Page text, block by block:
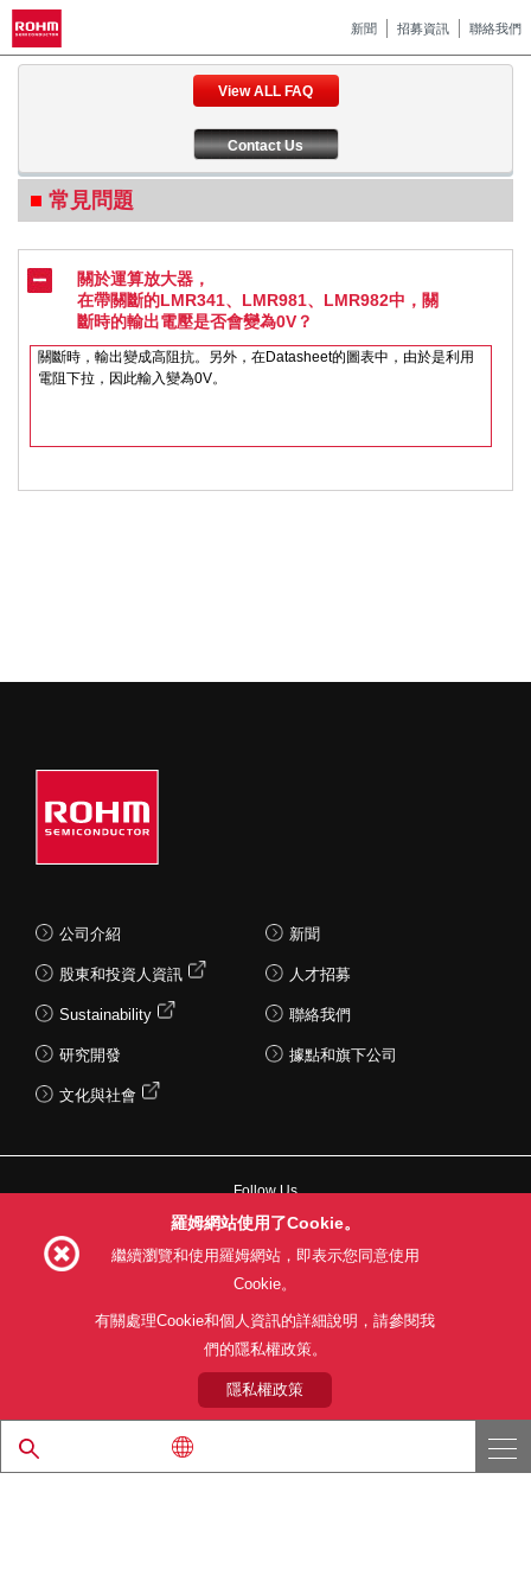
新聞 招募資訊 聯絡我們
View ALL FAQ
Contact Us
常見問題
關於運算放大器，
在帶關斷的LMR341、LMR981、LMR982中，關
斷時的輸出電壓是否會變為0V？
關斷時，輸出變成高阻抗。另外，在Datasheet的圖表中，由於是利用
電阻下拉，因此輸入變為0V。
公司介紹
股東和投資人資訊
Sustainability
研究開發
文化與社會
新聞
人才招募
聯絡我們
據點和旗下公司
Follow Us
網站使用條款 利用目的 隱私權政策
網站地圖
關於本公司產品銷售之標準條款(PDF)
© 1997 - 2026 ROHM CO., LTD. ALL RIGHTS RESERVED.
羅姆網站使用了Cookie。
繼續瀏覽和使用羅姆網站，即表示您同意使用
Cookie。
有關處理Cookie和個人資訊的詳細說明，請參閱我
們的隱私權政策。
隱私權政策